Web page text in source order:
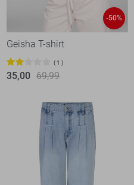
-50%
Geisha T-shirt
1
35,00 69,99